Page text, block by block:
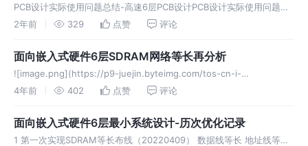
PCB设计实际使用问题总结-高速6层PCB设计PCB设计实际使用问题总
结-高速6层PCB设计PCB设计实际使用问题总结-高速6层PCB设计PCB
2年前 329 点赞 评论
面向嵌入式硬件6层SDRAM网络等长再分析
![image.png](https://p9-juejin.byteimg.com/tos-cn-i-
k3u1fbpfcp/98c81e9d7aad411b897973a78a9e8b6e~tplv
4年前 402 点赞 评论
面向嵌入式硬件6层最小系统设计-历次优化记录
1 第一次实现SDRAM等长布线（20220409） 数据线等长 地址线等长